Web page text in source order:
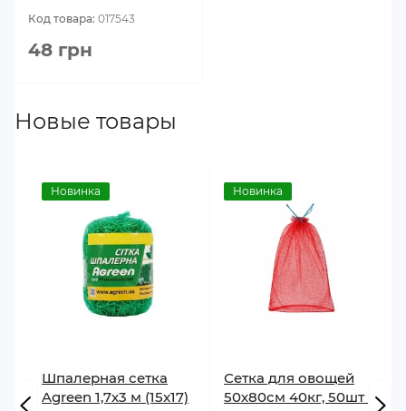
Код товара: 017543
48 грн
Новые товары
Новинка
Шпалерная сетка
Agreen 1,7х3 м (15x17)
Новинка
Сетка для овощей
50х80см 40кг, 50шт с